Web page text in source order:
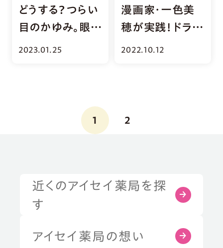
2023.01.25
どうする？つらい
目のかゆみ。眼科
医に聞く目の労
2022.10.12
漫画家・一色美
穂が実践！ドライ
アイ30日間ケア
1 2
症状・お悩みから探す
部位から探す
近くのアイセイ薬局を探
す
アイセイ薬局の想い